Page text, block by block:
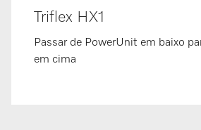
Triflex HX1
Passar de PowerUnit em baixo
em cima